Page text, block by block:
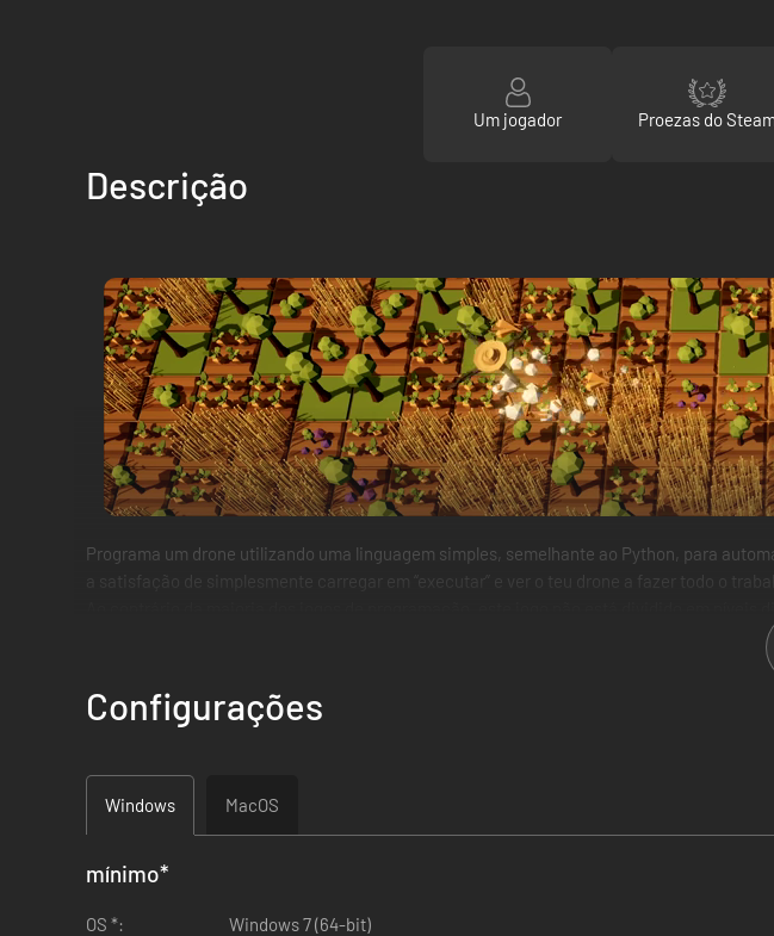
Um jogador Proezas do
Descrição
Programa um drone utilizando uma linguagem simples, semelhante ao Python, para
Ao contrário da maioria dos jogos de programação, este jogo não está dividido em níveis
Configurações
Windows MacOS
mínimo*
OS *:
Windows 7 (64-bit)